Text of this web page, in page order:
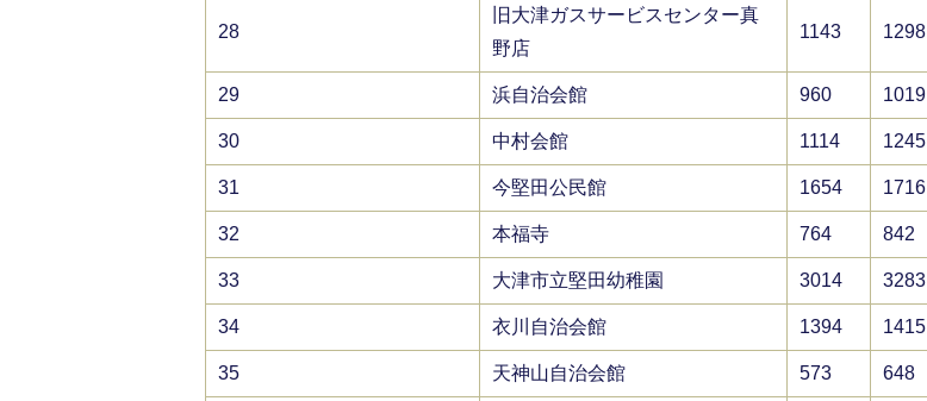
28
旧大津ガスサービスセンター真
野店
1143 1298
29 浜自治会館 960 1019
30 中村会館 1114 1245
31 今堅田公民館 1654 1716
32 本福寺 764 842
33 大津市立堅田幼稚園 3014 3283
34 衣川自治会館 1394 1415
35 天神山自治会館 573 648